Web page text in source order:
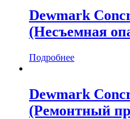
Dewmark
(Несъемная
Подробнее
Dewmark
(Ремонтный